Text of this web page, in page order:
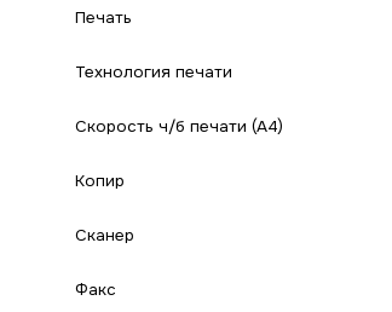
Печать
Технология печати
Скорость ч/б печати (А4)
Копир
Сканер
Факс